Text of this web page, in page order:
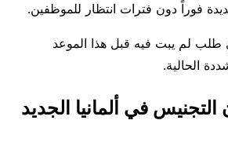
فوراً دون فترات انتظار للموظفين.
طلب لم يبت فيه قبل هذا الموعد
الحالية.
في ألمانيا الجديد